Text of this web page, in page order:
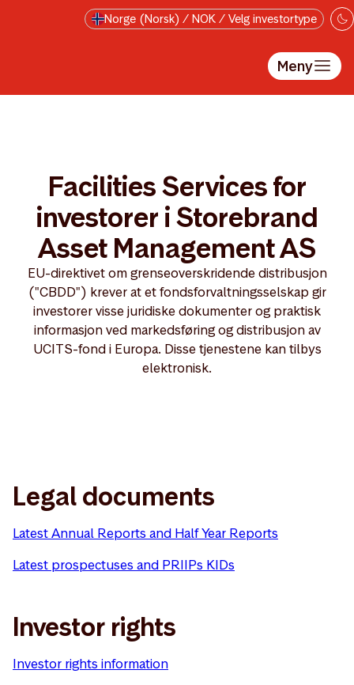
Hopp til hovedinnholdetNorge (Norsk) / NOK / Velg investortype
Meny
Facilities Services for
investorer i Storebrand
Asset Management AS
EU-direktivet om grenseoverskridende distribusjon
("CBDD") krever at et fondsforvaltningsselskap gir
investorer visse juridiske dokumenter og praktisk
informasjon ved markedsføring og distribusjon av
UCITS-fond i Europa. Disse tjenestene kan tilbys
elektronisk.
Legal documents
Latest Annual Reports and Half Year Reports
Latest prospectuses and PRIIPs KIDs
Investor rights
Investor rights information